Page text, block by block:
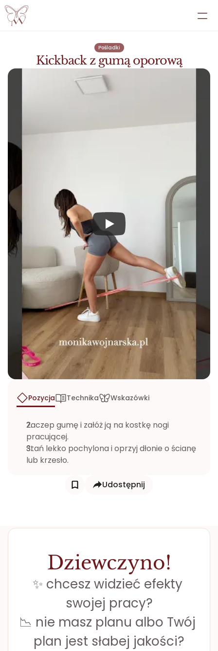
PRZEMIANY
Pośladki
Kickback z gumą oporową
Pozycja Technika Wskazówki
Zaczep gumę i załóż ją na kostkę nogi
pracującej.
Stań lekko pochylona i oprzyj dłonie o ścianę
lub krzesło.
Udostępnij
Dziewczyno!
✨ chcesz widzieć efekty
swojej pracy?
📉 nie masz planu albo Twój
plan jest słabej jakości?